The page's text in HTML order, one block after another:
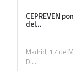
CEPREVEN
del...
Madrid, 17 de
D....